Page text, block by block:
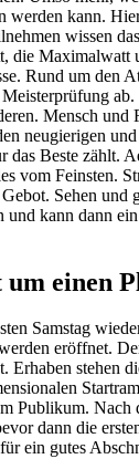
werden kann.
wissen
die Maximalwatt
Rund um den
ab.
Mensch und
neugierigen
das Beste zählt.
vom Feinsten.
Sehen und
kann dann
einen
Samstag
eröffnet.
Erhaben stehen
Publikum. Nach
dann die
ein gutes